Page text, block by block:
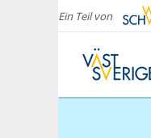
Ein Teil von